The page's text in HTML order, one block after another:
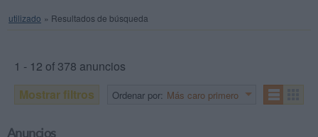
utilizado » Resultados de búsqueda
1 - 12 of 378 anuncios
Mostrar filtros
Ordenar por: Más caro primero
Anuncios